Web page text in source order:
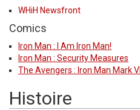
WHiH Newsfront
Comics
Iron Man : I Am Iron Man!
Iron Man : Security Measures
The Avengers : Iron Man Mark VII
Histoire